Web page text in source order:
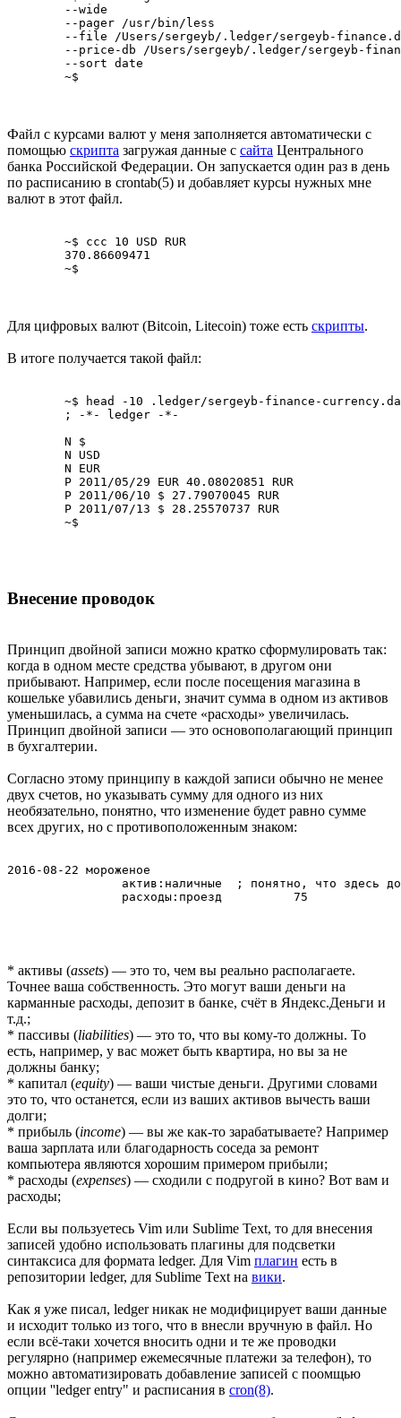
	~$
Файл с курсами валют у меня заполняется автоматически с
помощью скрипта загружая данные с сайта Центрального
банка Российской Федерации. Он запускается один раз в день
по расписанию в crontab(5) и добавляет курсы нужных мне
валют в этот файл.
	~$
Для цифровых валют (Bitcoin, Litecoin) тоже есть скрипты.
В итоге получается такой файл:
Внесение проводок
Принцип двойной записи можно кратко cформулировать так:
когда в одном месте средства убывают, в другом они
прибывают. Например, если после посещения магазина в
кошельке убавились деньги, значит сумма в одном из активов
уменьшилась, а сумма на счете «расходы» увеличилась.
Принцип двойной записи — это основополагающий принцип
в бухгалтерии.
Согласно этому принципу в каждой записи обычно не менее
двух счетов, но указывать сумму для одного из них
необязательно, понятно, что изменение будет равно сумме
всех других, но с противоположенным знаком:
2016-08-22 мороженое
* активы (assets) — это то, чем вы реально располагаете.
Точнее ваша собственность. Это могут ваши деньги на
карманные расходы, депозит в банке, счёт в Яндекс.Деньги и
т.д.;
* пассивы (liabilities) — это то, что вы кому-то должны. То
есть, например, у вас может быть квартира, но вы за не
должны банку;
* капитал (equity) — ваши чистые деньги. Другими словами
это то, что останется, если из ваших активов вычесть ваши
долги;
* прибыль (income) — вы же как-то зарабатываете? Например
ваша зарплата или благодарность соседа за ремонт
компьютера являются хорошим примером прибыли;
* расходы (expenses) — сходили с подругой в кино? Вот вам и
расходы;
Если вы пользуетесь Vim или Sublime Text, то для внесения
записей удобно использовать плагины для подсветки
синтаксиса для формата ledger. Для Vim плагин есть в
репозитории ledger, для Sublime Text на вики.
Как я уже писал, ledger никак не модифицирует ваши данные
и исходит только из того, что в внесли вручную в файл. Но
если всё-таки хочется вносить одни и те же проводки
регулярно (например ежемесячные платежи за телефон), то
можно автоматизировать добавление записей с поомщью
опции ''ledger entry" и расписания в cron(8).